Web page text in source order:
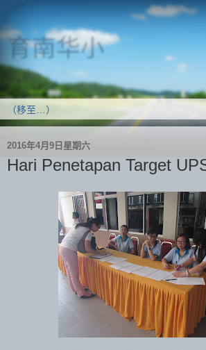
育南华小
SJK(C) Yoke Nam
2016年4月9日星期六
Hari Penetapan Target